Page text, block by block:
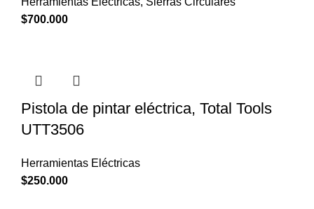
$700.000
Pistola de pintar eléctrica, Total Tools
UTT3506
Herramientas Eléctricas
$250.000